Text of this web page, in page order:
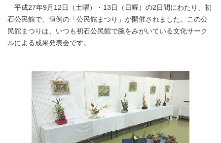
平成27年9月12日（土曜）・13日（日曜）の2日間にわたり、初
石公民館で、恒例の「公民館まつり」が開催されました。この公
民館まつりは、いつも初石公民館で腕をみがいている文化サーク
ルによる成果発表会です。